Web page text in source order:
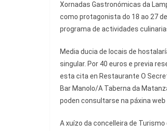
Xornadas Gastronómicas da
como protagonista do 18 ao 27
programa de actividades
Media ducia de locais de
singular. Por 40 euros e previa
esta cita en Restaurante O
Bar Manolo/A Taberna da
poden consultarse na páxina web
A xuízo da concelleira de